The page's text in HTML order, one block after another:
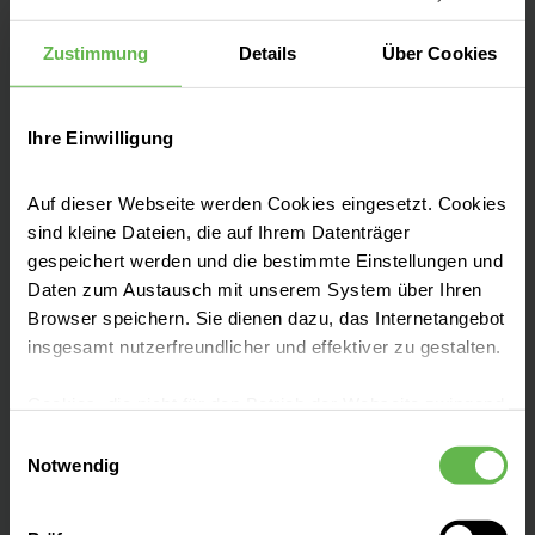
Zustimmung Details Über Cookies
Ihre Einwilligung
Auf dieser Webseite werden Cookies eingesetzt. Cookies
sind kleine Dateien, die auf Ihrem Datenträger
gespeichert werden und die bestimmte Einstellungen und
Daten zum Austausch mit unserem System über Ihren
Browser speichern. Sie dienen dazu, das Internetangebot
insgesamt nutzerfreundlicher und effektiver zu gestalten.
eingesetzt werden.
Es steht Ihnen frei, unsere Seite mit nur den notwendigen
Notwendig
Tel: 030 52 13 21 - 0
Sie haben Fragen?
Dann sprechen Sie uns gerne an!
Helios Hotline: 0800-Medizin
den gesetzlichen Feiertagen)